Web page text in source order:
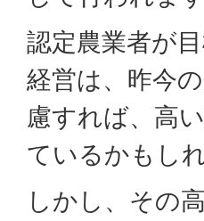
認定農業者が
経営は、昨今
慮すれば、高
ているかもし
しかし、その